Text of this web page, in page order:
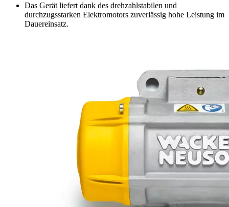
Das Gerät liefert dank des drehzahlstabilen und
durchzugsstarken Elektromotors zuverlässig hohe Leistung im
Dauereinsatz.